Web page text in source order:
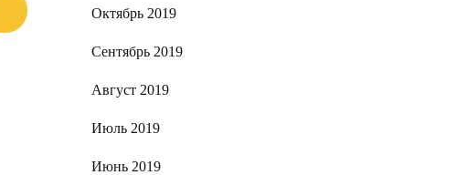
Октябрь 2019
Сентябрь 2019
Август 2019
Июль 2019
Июнь 2019